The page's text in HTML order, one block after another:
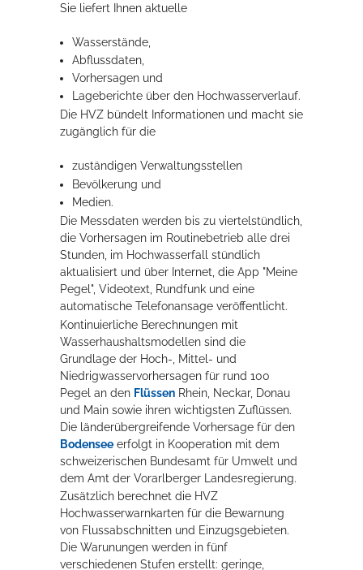
Rathaus
Service
Konzerte, Tagungen und vieles mehr
Erleben in Hockenheim
Spaß unter prickelnden Wasserfällen, das rauschende Meer im
Wellenbecken oder doch lieber die pure Entspannung auf der
Sprudelliege im Solebecken?
mehr dazu...
Sie liefert Ihnen aktuelle
Wasserstände,
Abflussdaten,
Vorhersagen und
Lageberichte über den Hochwasserverlauf.
Die HVZ bündelt Informationen und macht sie
zugänglich für die
zuständigen Verwaltungsstellen
Bevölkerung und
Medien.
Die Messdaten werden bis zu viertelstündlich,
die Vorhersagen im Routinebetrieb alle drei
Stunden, im Hochwasserfall stündlich
aktualisiert und über Internet, die App "Meine
Pegel", Videotext, Rundfunk und eine
automatische Telefonansage veröffentlicht.
Kontinuierliche Berechnungen mit
Wasserhaushaltsmodellen sind die
Grundlage der Hoch-, Mittel- und
Niedrigwasservorhersagen für rund 100
Pegel an den Flüssen Rhein, Neckar, Donau
und Main sowie ihren wichtigsten Zuflüssen.
Die länderübergreifende Vorhersage für den
Bodensee erfolgt in Kooperation mit dem
schweizerischen Bundesamt für Umwelt und
dem Amt der Vorarlberger Landesregierung.
Zusätzlich berechnet die HVZ
Hochwasserwarnkarten für die Bewarnung
von Flussabschnitten und Einzugsgebieten.
Die Warunungen werden in fünf
verschiedenen Stufen erstellt: geringe,